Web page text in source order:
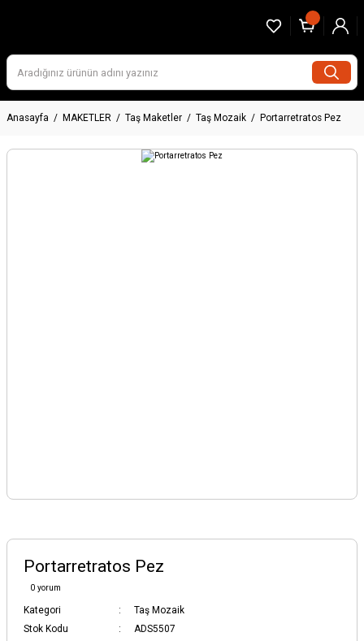
Anasayfa MAKETLER Taş Maketler Taş Mozaik Portarretratos Pez
Portarretratos Pez
0 yorum
Kategori
Taş Mozaik
Stok Kodu
ADS5507